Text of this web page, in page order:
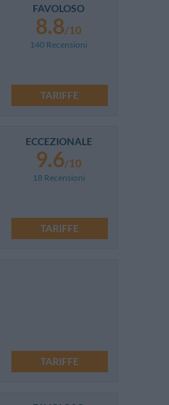
FAVOLOSO
8.8/10
140 Recensioni
TARIFFE
ECCEZIONALE
9.6/10
18 Recensioni
TARIFFE
TARIFFE